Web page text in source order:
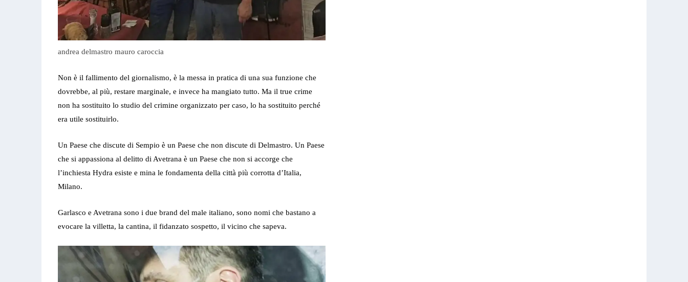
andrea delmastro mauro caroccia
Non è il fallimento del giornalismo, è la messa in pratica di una sua funzione che
dovrebbe, al più, restare marginale, e invece ha mangiato tutto. Ma il true crime
non ha sostituito lo studio del crimine organizzato per caso, lo ha sostituito perché
era utile sostituirlo.
Un Paese che discute di Sempio è un Paese che non discute di Delmastro. Un Paese
che si appassiona al delitto di Avetrana è un Paese che non si accorge che
l’inchiesta Hydra esiste e mina le fondamenta della città più corrotta d’Italia,
Milano.
Garlasco e Avetrana sono i due brand del male italiano, sono nomi che bastano a
evocare la villetta, la cantina, il fidanzato sospetto, il vicino che sapeva.